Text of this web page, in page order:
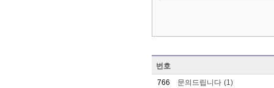
번호
766
문의드립니다 (1)